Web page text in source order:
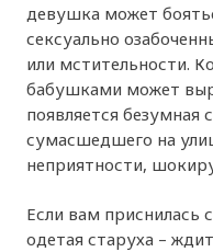
девушка может
сексуально
или мстительности.
бабушками может
появляется безумная
сумасшедшего на
неприятности,
Если вам
одетая старуха –